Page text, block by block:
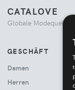
CATALOVE
Globale Modequelle.
GESCHÄFT
Damen
Herren